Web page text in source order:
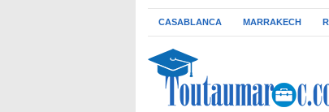
CASABLANCA MARRAKECH